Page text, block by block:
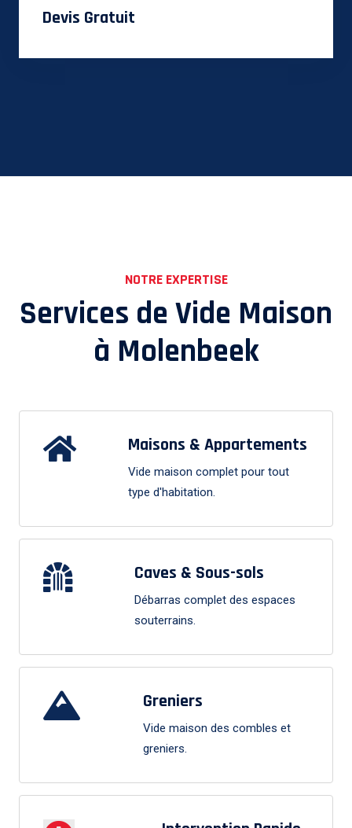
Devis Gratuit
NOTRE EXPERTISE
Services de Vide Maison
à Molenbeek
Maisons & Appartements
Vide maison complet pour tout
type d'habitation.
Caves & Sous-sols
Débarras complet des espaces
souterrains.
Greniers
Vide maison des combles et
greniers.